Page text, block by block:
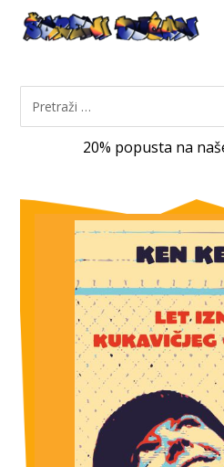
20% popusta na